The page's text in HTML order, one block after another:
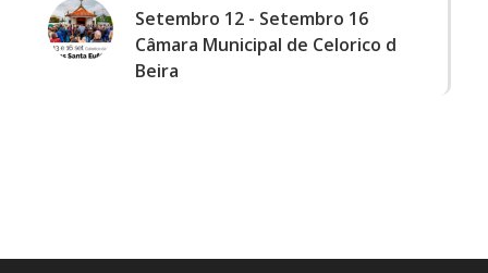
Setembro 12- Setembro 16
Câmara Municipal de Celorico d
Beira